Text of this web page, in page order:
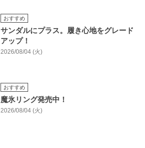
おすすめ
サンダルにプラス。履き心地をグレード
アップ！
2026/08/04 (火)
おすすめ
魔氷リング発売中！
2026/08/04 (火)